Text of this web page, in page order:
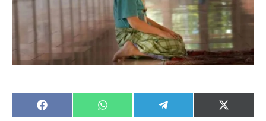
Share
on
Share
on
Share
on
Share
on